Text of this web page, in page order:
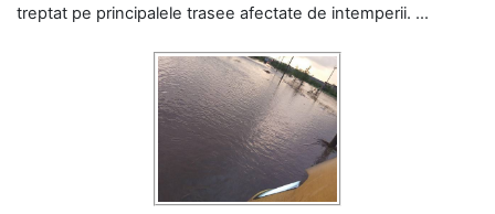
treptat pe principalele trasee afectate de intemperii. ...